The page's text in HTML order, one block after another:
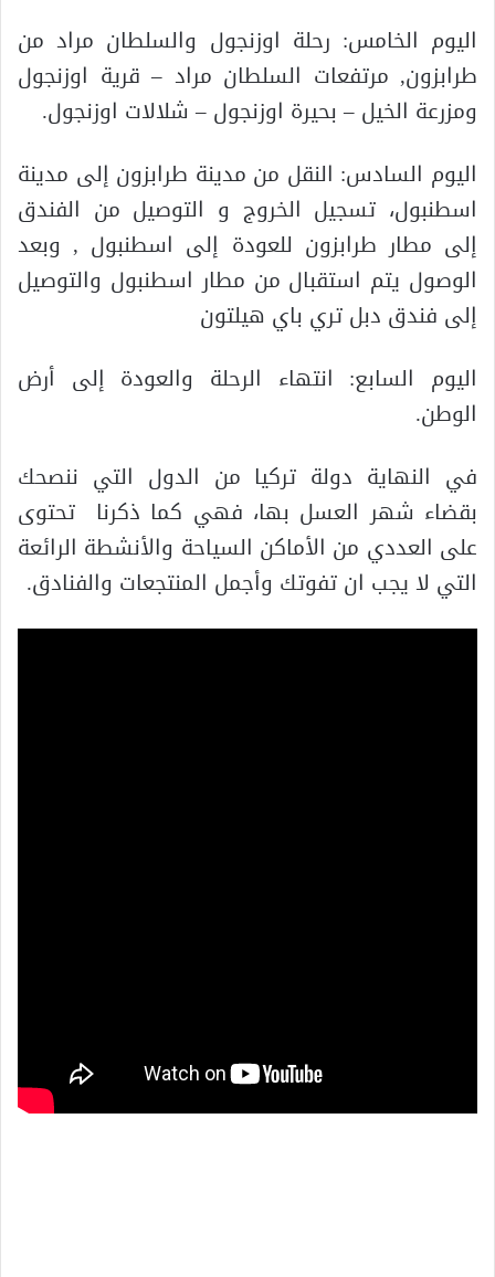
اليوم الخامس: رحلة اوزنجول والسلطان مراد من
طرابزون, مرتفعات السلطان مراد – قرية اوزنجول
ومزرعة الخيل – بحيرة اوزنجول – شلالات اوزنجول.
اليوم السادس: النقل من مدينة طرابزون إلى مدينة
اسطنبول، تسجيل الخروج و التوصيل من الفندق
إلى مطار طرابزون للعودة إلى اسطنبول , وبعد
الوصول يتم استقبال من مطار اسطنبول والتوصيل
إلى فندق دبل تري باي هيلتون
اليوم السابع: انتهاء الرحلة والعودة إلى أرض
الوطن.
في النهاية دولة تركيا من الدول التي ننصحك
بقضاء شهر العسل بها، فهي كما ذكرنا تحتوى
على العددي من الأماكن السياحة والأنشطة الرائعة
التي لا يجب ان تفوتك وأجمل المنتجعات والفنادق.